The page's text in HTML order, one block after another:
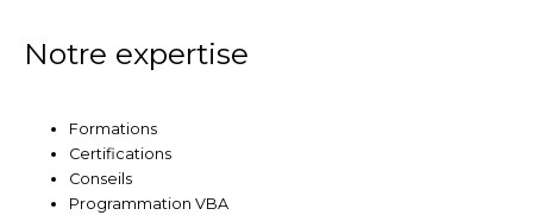
Notre expertise
Formations
Certifications
Conseils
Programmation VBA